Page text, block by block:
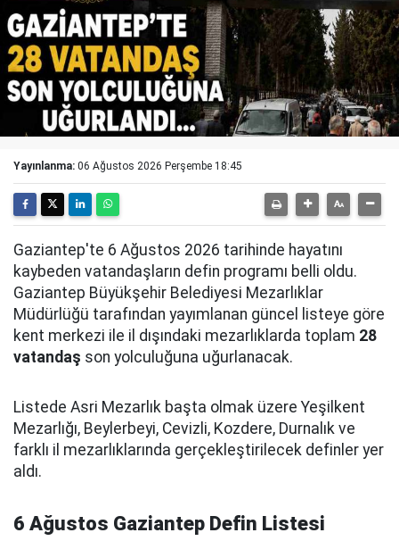
Yayınlanma: 06 Ağustos 2026 Perşembe 18:45
Gaziantep'te 6 Ağustos 2026 tarihinde hayatını
kaybeden vatandaşların defin programı belli oldu.
Gaziantep Büyükşehir Belediyesi Mezarlıklar
Müdürlüğü tarafından yayımlanan güncel listeye göre
kent merkezi ile il dışındaki mezarlıklarda toplam 28
vatandaş son yolculuğuna uğurlanacak.
Listede Asri Mezarlık başta olmak üzere Yeşilkent
Mezarlığı, Beylerbeyi, Cevizli, Kozdere, Durnalık ve
farklı il mezarlıklarında gerçekleştirilecek definler yer
aldı.
6 Ağustos Gaziantep Defin Listesi